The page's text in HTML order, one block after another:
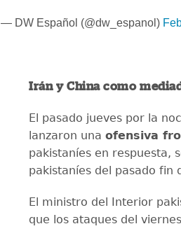
— DW Español (@dw_espanol)
Irán y China como
El pasado jueves por la
lanzaron una ofensiva
pakistaníes en respuesta,
pakistaníes del pasado fin
El ministro del Interior
que los ataques del